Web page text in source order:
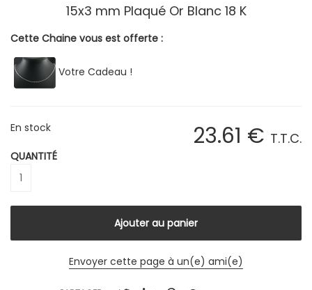
15x3 mm Plaqué Or Blanc 18 K
Cette Chaine vous est offerte :
Votre Cadeau !
23.61 € T.T.C.
En stock
QUANTITÉ
Envoyer cette page à un(e) ami(e)